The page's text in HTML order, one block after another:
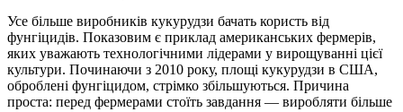
Усе більше виробників кукурудзи бачать користь від
фунгіцидів. Показовим є приклад американських фермерів,
яких уважають технологічними лідерами у вирощуванні цієї
культури. Починаючи з 2010 року, площі кукурудзи в США,
оброблені фунгіцидом, стрімко збільшуються. Причина
проста: перед фермерами стоїть завдання — виробляти більше